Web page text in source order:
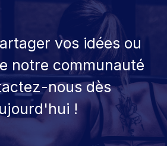
vos idées ou
notre communauté
nous dès
!